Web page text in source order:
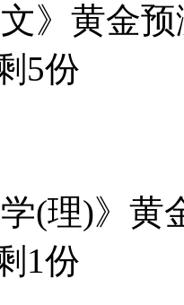
》黄金
5份
(理)》黄
1份